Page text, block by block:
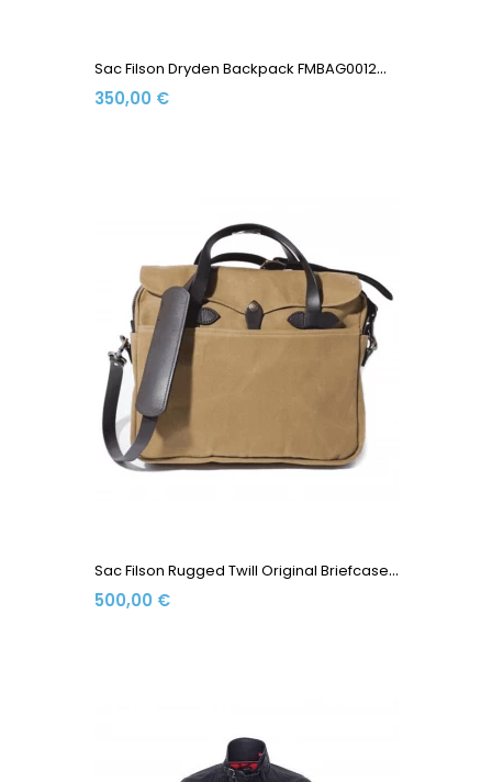
S
Ac Filson Dryden Backpack FMBAG0012W0259-308 Otter Green
350,00 €
S
Ac Filson Rugged Twill Original Briefcase 70256-TN Tan
500,00 €